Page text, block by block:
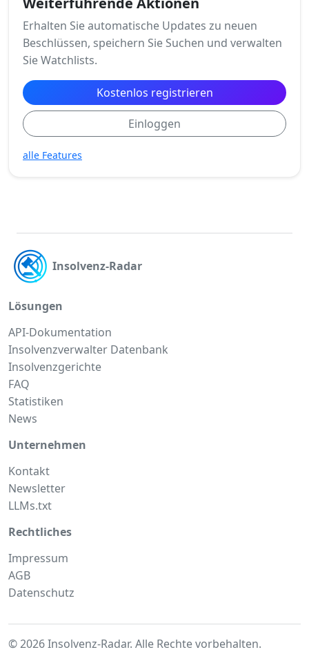
Erhalten Sie automatische Updates zu neuen
Beschlüssen, speichern Sie Suchen und verwalten
Sie Watchlists.
Kostenlos registrieren
Einloggen
alle Features
Insolvenz-Radar
Lösungen
API-Dokumentation
Insolvenzverwalter Datenbank
Insolvenzgerichte
FAQ
Statistiken
News
Unternehmen
Kontakt
Newsletter
LLMs.txt
Rechtliches
Impressum
AGB
Datenschutz
© 2026 Insolvenz-Radar. Alle Rechte vorbehalten.